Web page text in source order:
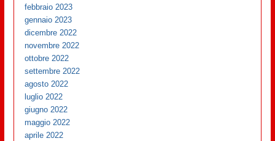
febbraio 2023
gennaio 2023
dicembre 2022
novembre 2022
ottobre 2022
settembre 2022
agosto 2022
luglio 2022
giugno 2022
maggio 2022
aprile 2022